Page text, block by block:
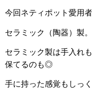
今回ネティポット愛用
セラミック（陶器）製。
セラミック製は手入れ
保てるのも◎
手に持った感覚もしっく